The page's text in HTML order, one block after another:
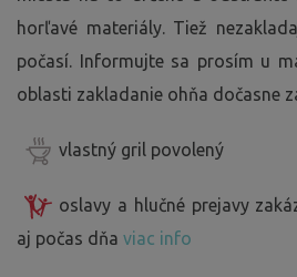
horľavé materiály. Tiež
počasí. Informujte sa prosím u
oblasti zakladanie ohňa dočasne
vlastný gril povolený
oslavy a hlučné prejavy
aj počas dňa viac info